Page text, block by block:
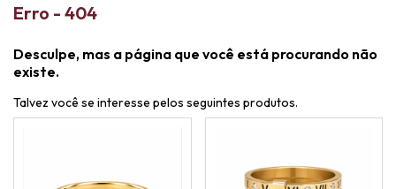
Erro - 404
Desculpe, mas a página que você está procurando não
existe.
Talvez você se interesse pelos seguintes produtos.